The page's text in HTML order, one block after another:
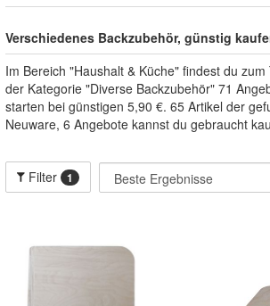
Verschiedenes Backzubehör, günstig
Im Bereich "Haushalt & Küche" findest du
der Kategorie "Diverse Backzubehör" 71
starten bei günstigen 5,90 €. 65 Artikel der
Neuware, 6 Angebote kannst du gebraucht
Filter 1